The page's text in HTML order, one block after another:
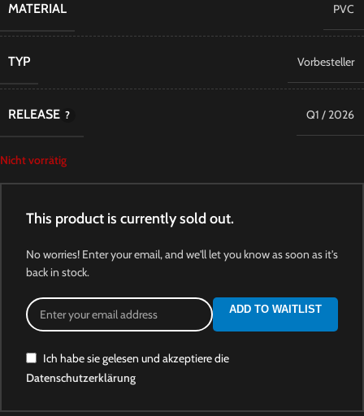
MATERIAL PVC
TYP Vorbesteller
RELEASE Q1 / 2026
Nicht vorrätig
This product is currently sold out.
No worries! Enter your email, and we'll let you know as soon as it's
back in stock.
ADD TO WAITLIST
Ich habe sie gelesen und akzeptiere die
Datenschutzerklärung